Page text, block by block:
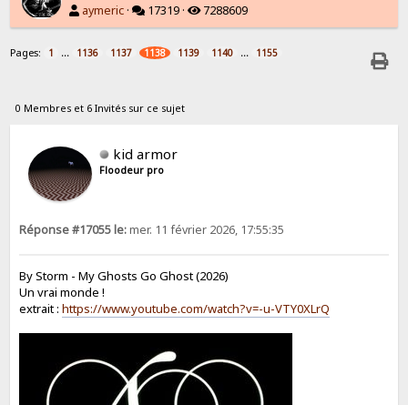
aymeric · 17319 · 7288609
Pages: 1 ... 1136 1137 1138 1139 1140 ... 1155
0 Membres et 6 Invités sur ce sujet
kid armor
Floodeur pro
Réponse #17055 le:mer. 11 février 2026, 17:55:35
By Storm - My Ghosts Go Ghost (2026)
Un vrai monde !
extrait :https://www.youtube.com/watch?v=-u-VTY0XLrQ